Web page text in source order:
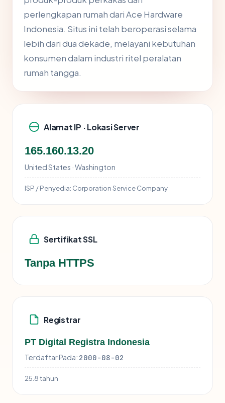
perlengkapan rumah dari Ace Hardware
Indonesia. Situs ini telah beroperasi selama
lebih dari dua dekade, melayani kebutuhan
konsumen dalam industri ritel peralatan
rumah tangga.
Alamat IP · Lokasi Server
165.160.13.20
United States · Washington
ISP / Penyedia: Corporation Service Company
Sertifikat SSL
Tanpa HTTPS
Registrar
PT Digital Registra Indonesia
Terdaftar Pada: 2000-08-02
25.8 tahun